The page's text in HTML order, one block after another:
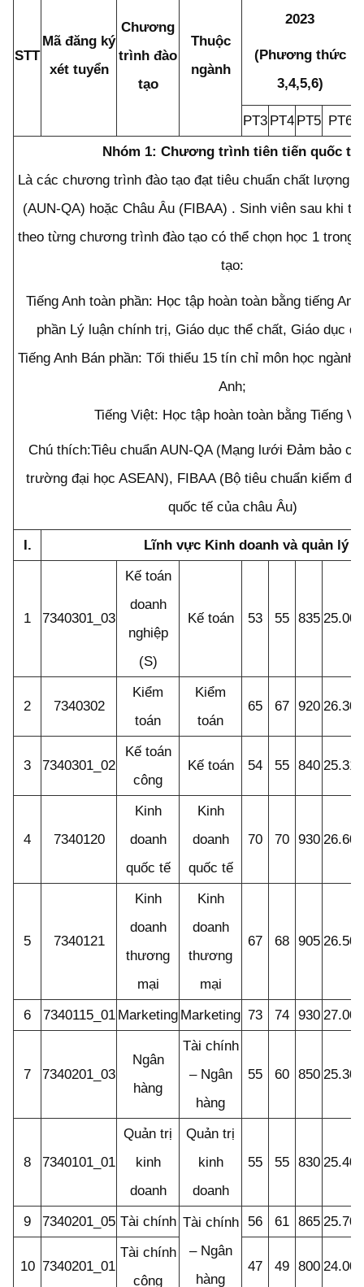
STT
Mã đăng ký
xét tuyển
Chương
trình đào
tạo
Thuộc
ngành
2023
(Phương thức
3,4,5,6)
PT3 PT4 PT5 PT6
Nhóm 1: Chương trình tiên tiến quốc tế
Là các chương trình đào tạo đạt tiêu chuẩn chất lượng
(AUN-QA) hoặc Châu Âu (FIBAA) . Sinh viên sau khi
theo từng chương trình đào tạo có thể chọn học 1 trong
tạo:
Tiếng Anh toàn phần: Học tập hoàn toàn bằng tiếng
phần Lý luận chính trị, Giáo dục thể chất, Giáo dục
Tiếng Anh Bán phần: Tối thiểu 15 tín chỉ môn học ngành
Anh;
Tiếng Việt: Học tập hoàn toàn bằng Tiếng
Chú thích:Tiêu chuẩn AUN-QA (Mạng lưới Đảm bảo
trường đại học ASEAN), FIBAA (Bộ tiêu chuẩn kiểm
quốc tế của châu Âu)
I. Lĩnh vực Kinh doanh và quản lý
1 7340301_03
Kế toán
doanh
nghiệp
(S)
Kế toán 53 55 835 25.00
2 7340302
Kiểm
toán
Kiểm
toán
65 67 920 26.30
3 7340301_02
Kế toán
công
Kế toán 54 55 840 25.31
4 7340120
Kinh
doanh
quốc tế
Kinh
doanh
quốc tế
70 70 930 26.60
5 7340121
Kinh
doanh
thương
mại
Kinh
doanh
thương
mại
67 68 905 26.50
6 7340115_01 Marketing Marketing 73 74 930 27.00
7 7340201_03
Ngân
hàng
Tài chính
– Ngân
hàng
55 60 850 25.30
8 7340101_01
Quản trị
kinh
doanh
Quản trị
kinh
doanh
55 55 830 25.40
9 7340201_05 Tài chính Tài chính
– Ngân
hàng
56 61 865 25.70
10 7340201_01
Tài chính
công
47 49 800 24.00